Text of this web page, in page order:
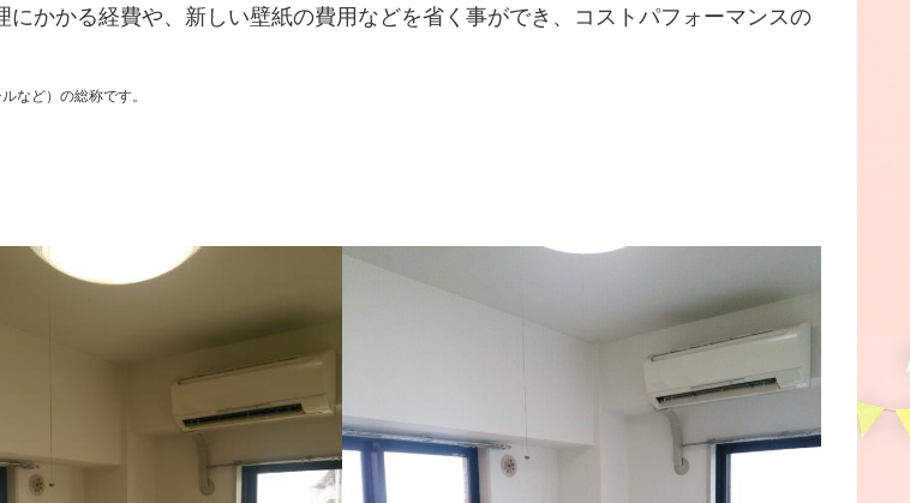
かかる経費や、新しい壁紙の費用などを省く事ができ、コストパフォーマンスの
など）の総称です。